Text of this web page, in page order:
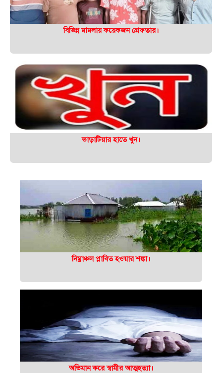
বিভিন্ন মামলায় কয়েকজন গ্রেফতার।
ভাড়াটিয়ার হাতে খুন।
নিম্নাঞ্চল প্লাবিত হওয়ার শঙ্কা।
অভিমান করে স্বামীর আত্মহত্যা।